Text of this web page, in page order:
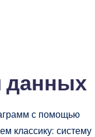
данных
с помощью
классику: систему